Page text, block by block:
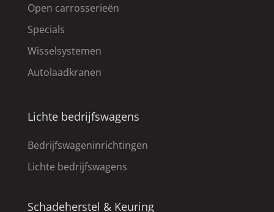
Open carrosserieën
Specials
Wisselsystemen
Autolaadkranen
Lichte bedrijfswagens
Bedrijfswageninrichtingen
Lichte bedrijfswagens
Schadeherstel & Keuring